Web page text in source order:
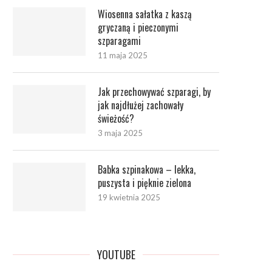
Wiosenna sałatka z kaszą
gryczaną i pieczonymi
szparagami
11 maja 2025
Jak przechowywać szparagi, by
jak najdłużej zachowały
świeżość?
3 maja 2025
Babka szpinakowa – lekka,
puszysta i pięknie zielona
19 kwietnia 2025
YOUTUBE